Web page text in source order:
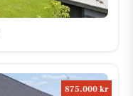
875.000 kr